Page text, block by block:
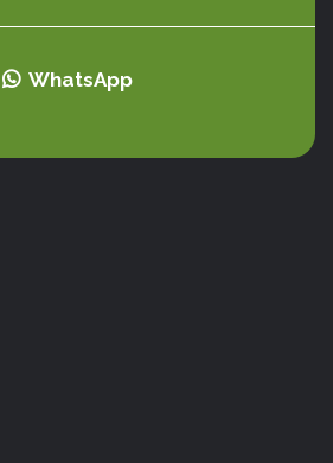
WhatsApp